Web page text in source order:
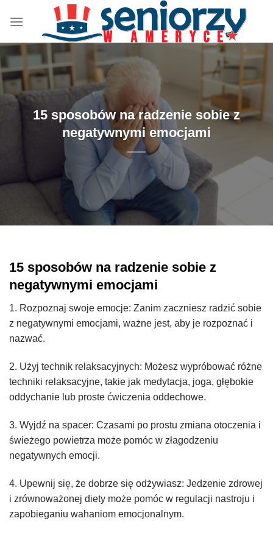
zawartości
15 sposobów na radzenie sobie z
negatywnymi emocjami
15 sposobów na radzenie sobie z
negatywnymi emocjami
1. Rozpoznaj swoje emocje: Zanim zaczniesz radzić sobie
z negatywnymi emocjami, ważne jest, aby je rozpoznać i
nazwać.
2. Użyj technik relaksacyjnych: Możesz wypróbować różne
techniki relaksacyjne, takie jak medytacja, joga, głębokie
oddychanie lub proste ćwiczenia oddechowe.
3. Wyjdź na spacer: Czasami po prostu zmiana otoczenia i
świeżego powietrza może pomóc w złagodzeniu
negatywnych emocji.
4. Upewnij się, że dobrze się odżywiasz: Jedzenie zdrowej
i zrównoważonej diety może pomóc w regulacji nastroju i
zapobieganiu wahaniom emocjonalnym.